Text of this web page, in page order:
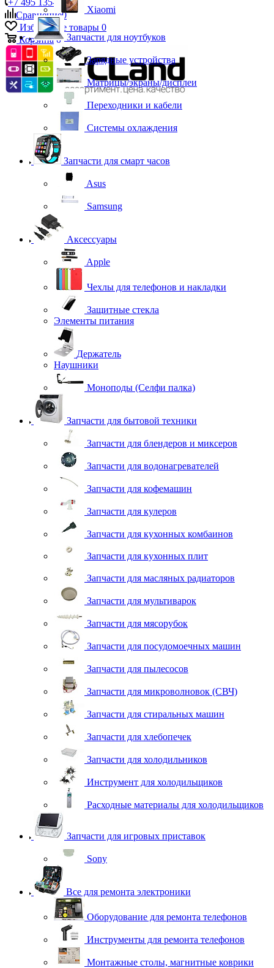
+7 495 135-39-43
Сравнение0
Избранные товары 0
Корзина 0
Xiaomi
Запчасти для ноутбуков
Зарядные устройства
Матрицы/экраны/дисплеи
Переходники и кабели
Системы охлаждения
Запчасти для смарт часов
Asus
Samsung
Аксессуары
Apple
Чехлы для телефонов и накладки
Защитные стекла
Элементы питания
Держатель
Наушники
Моноподы (Селфи палка)
Запчасти для бытовой техники
Запчасти для блендеров и миксеров
Запчасти для водонагревателей
Запчасти для кофемашин
Запчасти для кулеров
Запчасти для кухонных комбаинов
Запчасти для кухонных плит
Запчасти для масляных радиаторов
Запчасти для мультиварок
Запчасти для мясорубок
Запчасти для посудомоечных машин
Запчасти для пылесосов
Запчасти для микроволновок (СВЧ)
Запчасти для стиральных машин
Запчасти для хлебопечек
Запчасти для холодильников
Инструмент для холодильщиков
Расходные материалы для холодильщиков
Запчасти для игровых приставок
Sony
Все для ремонта электроники
Оборудование для ремонта телефонов
Инструменты для ремонта телефонов
Монтажные столы, магнитные коврики